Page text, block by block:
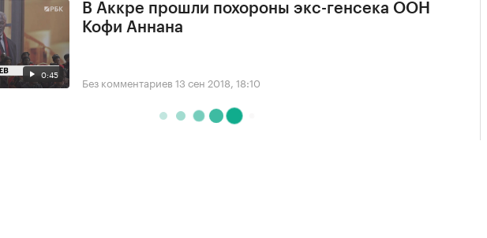
0:45
В Аккре прошли похороны экс-генсека ООН
Кофи Аннана
Без комментариев 13 сен 2018, 18:10